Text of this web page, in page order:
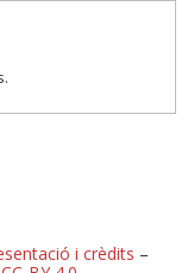
i crèdits –